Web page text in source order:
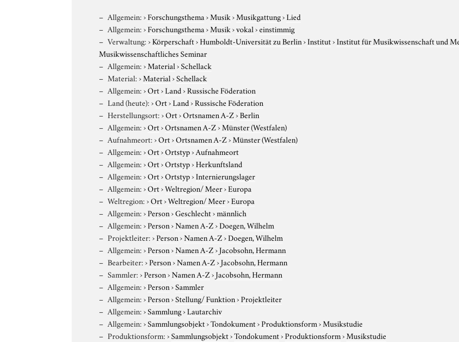
Allgemein:›Forschungsthema›Musik›Musikgattung›Lied
Allgemein:›Forschungsthema›Musik›vokal›einstimmig
Verwaltung:›Körperschaft›Humboldt-Universität zu Berlin›Institut›Institut für Musikwissenschaft und
Musikwissenschaftliches Seminar
Allgemein:›Material›Schellack
Material:›Material›Schellack
Allgemein:›Ort›Land›Russische Föderation
Land (heute):›Ort›Land›Russische Föderation
Herstellungsort:›Ort›Ortsnamen A-Z›Berlin
Allgemein:›Ort›Ortsnamen A-Z›Münster (Westfalen)
Aufnahmeort:›Ort›Ortsnamen A-Z›Münster (Westfalen)
Allgemein:›Ort›Ortstyp›Aufnahmeort
Allgemein:›Ort›Ortstyp›Herkunftsland
Allgemein:›Ort›Ortstyp›Internierungslager
Allgemein:›Ort›Weltregion/ Meer›Europa
Weltregion:›Ort›Weltregion/ Meer›Europa
Allgemein:›Person›Geschlecht›männlich
Allgemein:›Person›Namen A-Z›Doegen, Wilhelm
Projektleiter:›Person›Namen A-Z›Doegen, Wilhelm
Allgemein:›Person›Namen A-Z›Jacobsohn, Hermann
Bearbeiter:›Person›Namen A-Z›Jacobsohn, Hermann
Sammler:›Person›Namen A-Z›Jacobsohn, Hermann
Allgemein:›Person›Sammler
Allgemein:›Person›Stellung/ Funktion›Projektleiter
Allgemein:›Sammlung›Lautarchiv
Allgemein:›Sammlungsobjekt›Tondokument›Produktionsform›Musikstudie
Produktionsform:›Sammlungsobjekt›Tondokument›Produktionsform›Musikstudie